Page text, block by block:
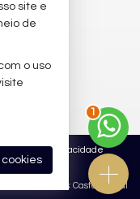
Política de Privacidade
para imobiliárias: Castel Digital
1
site e
de
o uso